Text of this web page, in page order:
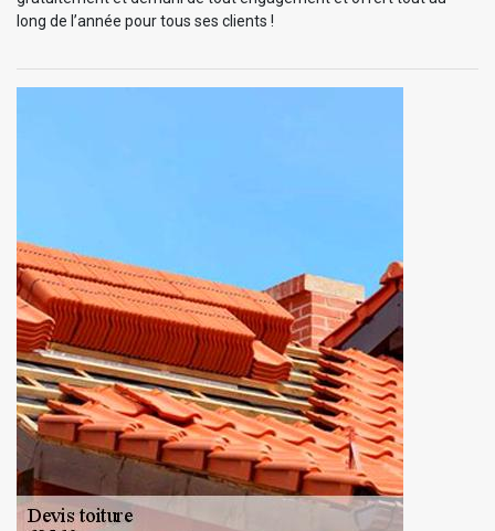
long de l’année pour tous ses clients !